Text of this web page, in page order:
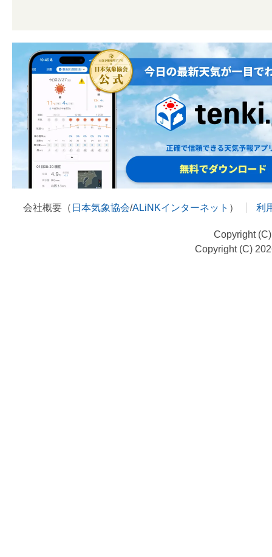
会社概要（ 日本気象協会/ALiNKインターネット ） 利
Copyright
Copyright (C)